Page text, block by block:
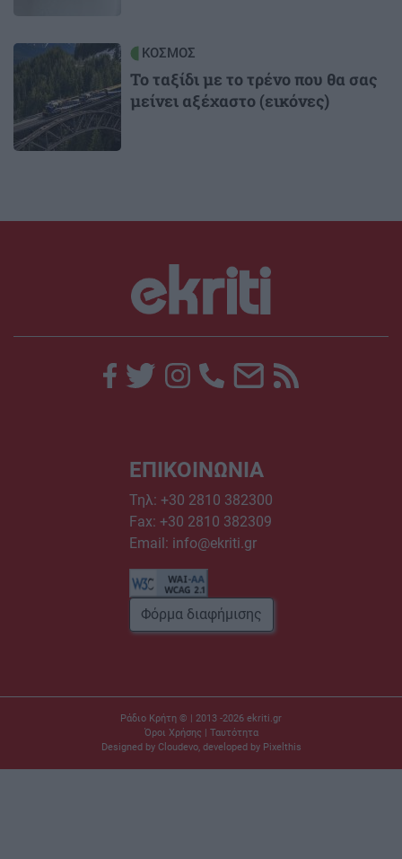
Image ΚΟΣΜΟΣ
Το ταξίδι με το τρένο που θα σας
μείνει αξέχαστο (εικόνες)
ΕΠΙΚΟΙΝΩΝΙΑ
Τηλ: +30 2810 382300
Fax: +30 2810 382309
Email: info@ekriti.gr
Φόρμα διαφήμισης
Ράδιο Κρήτη © | 2013 -2026 ekriti.gr
Όροι Χρήσης
Ταυτότητα
Designed by Cloudevo, developed by Pixelthis